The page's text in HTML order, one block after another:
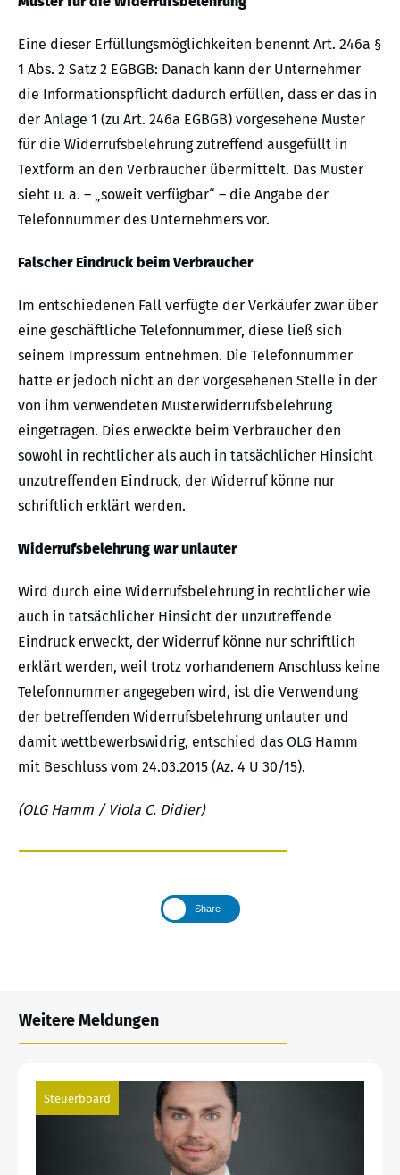
Eine dieser Erfüllungsmöglichkeiten benennt Art. 246a §
1 Abs. 2 Satz 2 EGBGB: Danach kann der Unternehmer
die Informationspflicht dadurch erfüllen, dass er das in
der Anlage 1 (zu Art. 246a EGBGB) vorgesehene Muster
für die Widerrufsbelehrung zutreffend ausgefüllt in
Textform an den Verbraucher übermittelt. Das Muster
sieht u. a. – „soweit verfügbar“ – die Angabe der
Telefonnummer des Unternehmers vor.
Falscher Eindruck beim Verbraucher
Im entschiedenen Fall verfügte der Verkäufer zwar über
eine geschäftliche Telefonnummer, diese ließ sich
seinem Impressum entnehmen. Die Telefonnummer
hatte er jedoch nicht an der vorgesehenen Stelle in der
von ihm verwendeten Musterwiderrufsbelehrung
eingetragen. Dies erweckte beim Verbraucher den
sowohl in rechtlicher als auch in tatsächlicher Hinsicht
unzutreffenden Eindruck, der Widerruf könne nur
schriftlich erklärt werden.
Widerrufsbelehrung war unlauter
Wird durch eine Widerrufsbelehrung in rechtlicher wie
auch in tatsächlicher Hinsicht der unzutreffende
Eindruck erweckt, der Widerruf könne nur schriftlich
erklärt werden, weil trotz vorhandenem Anschluss keine
Telefonnummer angegeben wird, ist die Verwendung
der betreffenden Widerrufsbelehrung unlauter und
damit wettbewerbswidrig, entschied das OLG Hamm
mit Beschluss vom 24.03.2015 (Az. 4 U 30/15).
(OLG Hamm / Viola C. Didier)
Share
Weitere Meldungen
Steuerboard